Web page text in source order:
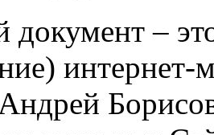
документ –